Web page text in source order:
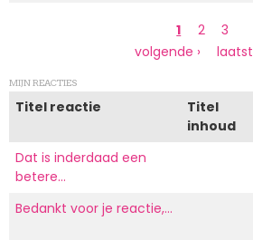
Huidige
pagina
1 Page
2 Page
3
Volgende
volgende ›
MIJN REACTIES
Titel reactie
Titel
inhoud
Dat is inderdaad een
betere…
Bedankt voor je reactie,…